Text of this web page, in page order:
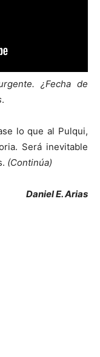
¿Fecha de
.
lo que al Pulqui,
Será inevitable
(Continúa)
Daniel E. Arias